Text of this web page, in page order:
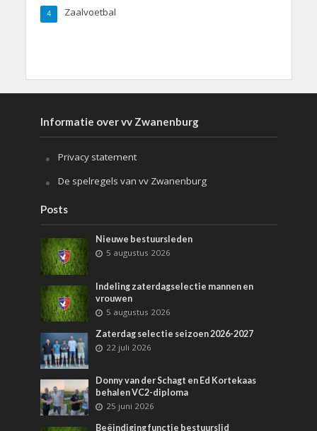
Zaalvoetbal
4
Informatie over vv Zwanenburg
Privacy statement
De spelregels van vv Zwanenburg
Posts
Nieuwe bestuursleden
5 augustus 2026
Indeling zaterdagselectie mannen en
vrouwen
5 augustus 2026
Zaterdag selectie seizoen 2026-2027
22 juli 2026
Donny van der Schagt en Ed Kortekaas
behalen VC2-diploma
25 juni 2026
Beëindiging functie bestuurslid